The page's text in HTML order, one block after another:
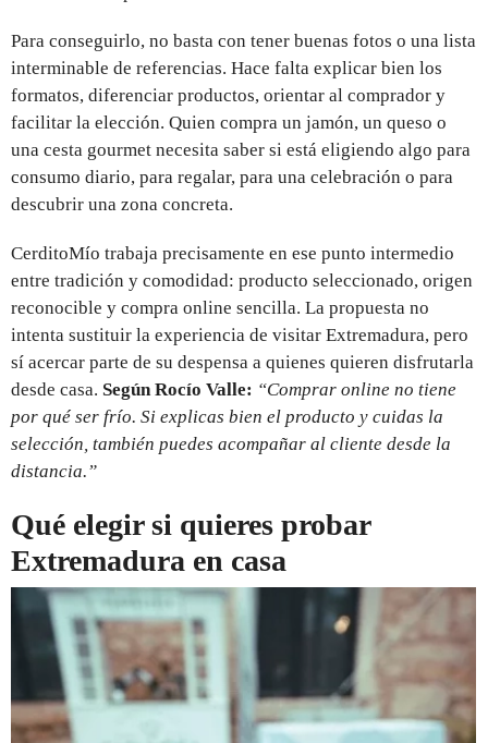
Para conseguirlo, no basta con tener buenas fotos o una lista
interminable de referencias. Hace falta explicar bien los
formatos, diferenciar productos, orientar al comprador y
facilitar la elección. Quien compra un jamón, un queso o
una cesta gourmet necesita saber si está eligiendo algo para
consumo diario, para regalar, para una celebración o para
descubrir una zona concreta.
CerditoMío trabaja precisamente en ese punto intermedio
entre tradición y comodidad: producto seleccionado, origen
reconocible y compra online sencilla. La propuesta no
intenta sustituir la experiencia de visitar Extremadura, pero
sí acercar parte de su despensa a quienes quieren disfrutarla
desde casa. Según Rocío Valle: “Comprar online no tiene
por qué ser frío. Si explicas bien el producto y cuidas la
selección, también puedes acompañar al cliente desde la
distancia.”
Qué elegir si quieres probar
Extremadura en casa